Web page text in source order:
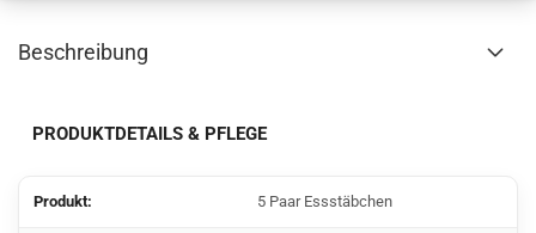
Beschreibung
PRODUKTDETAILS & PFLEGE
Produkt: 5 Paar Essstäbchen